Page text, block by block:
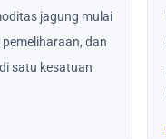
jagung mulai
dan
satu kesatuan